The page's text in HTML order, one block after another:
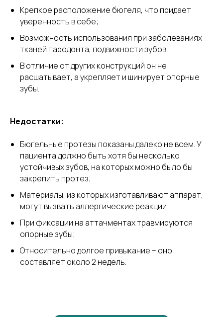
Крепкое расположение бюгеля, что придает
уверенность в себе;
Возможность использования при заболеваниях
тканей пародонта, подвижности зубов.
В отличие от других конструкций он не
расшатывает, а укрепляет и шинирует опорные
зубы.
Недостатки:
Бюгельные протезы показаны далеко не всем. У
пациента должно быть хотя бы несколько
устойчивых зубов, на которых можно было бы
закрепить протез;
Материалы, из которых изготавливают аппарат,
могут вызвать аллергические реакции;
При фиксации на аттачментах травмируются
опорные зубы;
Относительно долгое привыкание – оно
составляет около 2 недель.